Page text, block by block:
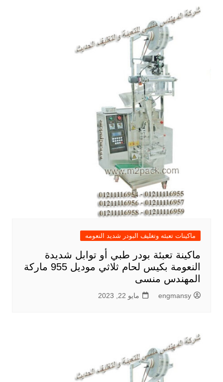
ماكينات تعبئه وتغليف البودر شديد النعومه
ماكينة تعبئة بودر طبي أو توابل شديدة
النعومة بكيس لحام ثلاثي موديل 955 ماركة
المهندس منسى
engmansy مايو 22, 2023